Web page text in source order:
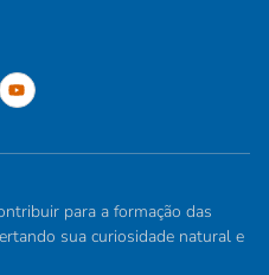
para a formação das
sua curiosidade natural e